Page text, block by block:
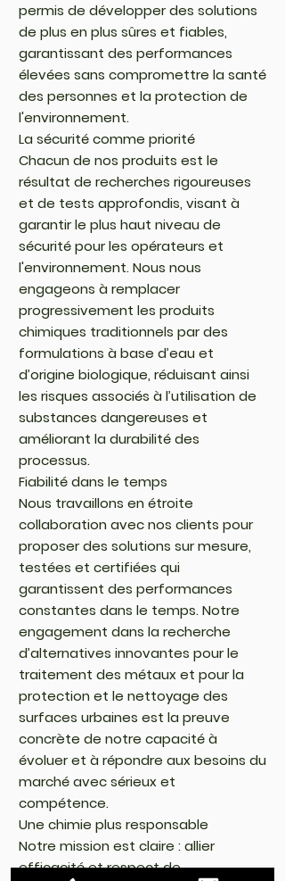
permis de développer des solutions
de plus en plus sûres et fiables,
garantissant des performances
élevées sans compromettre la santé
des personnes et la protection de
l'environnement.
La sécurité comme priorité
Chacun de nos produits est le
résultat de recherches rigoureuses
et de tests approfondis, visant à
garantir le plus haut niveau de
sécurité pour les opérateurs et
l'environnement. Nous nous
engageons à remplacer
progressivement les produits
chimiques traditionnels par des
formulations à base d’eau et
d’origine biologique, réduisant ainsi
les risques associés à l’utilisation de
substances dangereuses et
améliorant la durabilité des
processus.
Fiabilité dans le temps
Nous travaillons en étroite
collaboration avec nos clients pour
proposer des solutions sur mesure,
testées et certifiées qui
garantissent des performances
constantes dans le temps. Notre
engagement dans la recherche
d’alternatives innovantes pour le
traitement des métaux et pour la
protection et le nettoyage des
surfaces urbaines est la preuve
concrète de notre capacité à
évoluer et à répondre aux besoins du
marché avec sérieux et
compétence.
Une chimie plus responsable
Notre mission est claire : allier
efficacité et respect de